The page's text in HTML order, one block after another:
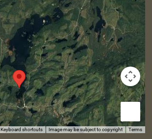
Keyboard shortcuts Image may be subject to copyright Terms